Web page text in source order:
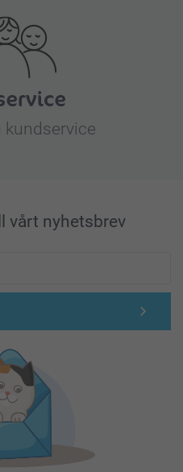
kundservice
vårt nyhetsbrev